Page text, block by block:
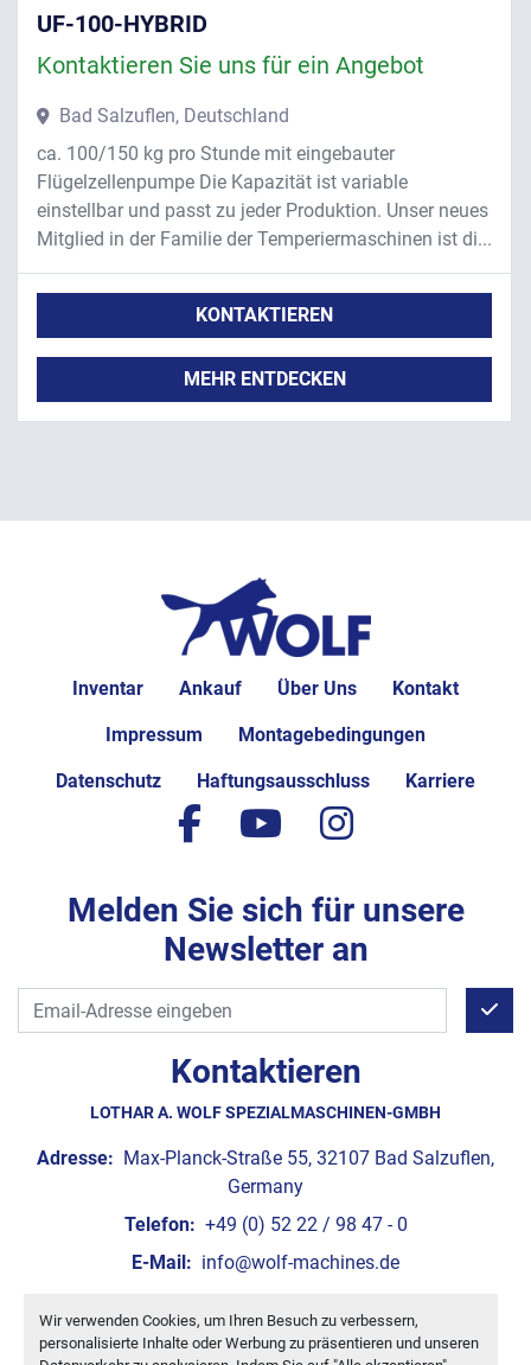
Wir verwenden Cookies, um Ihren Besuch zu verbessern,
personalisierte Inhalte oder Werbung zu präsentieren und unseren
UF-100-HYBRID
Kontaktieren Sie uns für ein Angebot
Bad Salzuflen, Deutschland
ca. 100/150 kg pro Stunde mit eingebauter
Flügelzellenpumpe Die Kapazität ist variable
einstellbar und passt zu jeder Produktion. Unser neues
Mitglied in der Familie der Temperiermaschinen ist di...
KONTAKTIEREN
MEHR ENTDECKEN
Inventar Ankauf Über Uns Kontakt
Impressum Montagebedingungen
Datenschutz Haftungsausschluss Karriere
Kontaktieren
LOTHAR A. WOLF SPEZIALMASCHINEN-GMBH
Adresse: Max-Planck-Straße 55, 32107 Bad Salzuflen,
Germany
Telefon: +49 (0) 52 22 / 98 47 - 0
E-Mail: info@wolf-machines.de
Cookie-Einstellungen
Machinio System-Website vonMachinio
facebook
youtubeinstagram
Melden Sie sich für unsere
Newsletter an